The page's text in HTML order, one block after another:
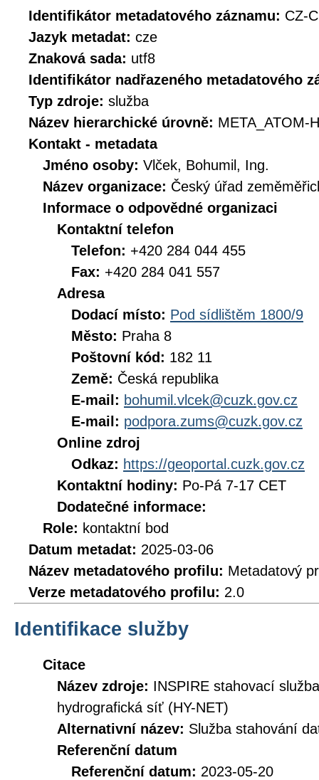
Identifikátor metadatového záznamu: CZ-
Jazyk metadat: cze
Znaková sada: utf8
Identifikátor nadřazeného metadatového
Typ zdroje: služba
Název hierarchické úrovně: META_ATOM-
Kontakt - metadata
Jméno osoby: Vlček, Bohumil, Ing.
Název organizace: Český úřad
Informace o odpovědné organizaci
Kontaktní telefon
Telefon: +420 284 044 455
Fax: +420 284 041 557
Adresa
Dodací místo: Pod sídlištěm 1800/9
Město: Praha 8
Poštovní kód: 182 11
Země: Česká republika
E-mail: bohumil.vlcek@cuzk.gov.cz
E-mail: podpora.zums@cuzk.gov.cz
Online zdroj
Odkaz: https://geoportal.cuzk.gov.cz
Kontaktní hodiny: Po-Pá 7-17 CET
Dodatečné informace:
Role: kontaktní bod
Datum metadat: 2025-03-06
Název metadatového profilu: Metadatový
Verze metadatového profilu: 2.0
Identifikace služby
Citace
Název zdroje: INSPIRE stahovací
hydrografická síť (HY-NET)
Alternativní název: Služba stahování
Referenční datum
Referenční datum: 2023-05-20